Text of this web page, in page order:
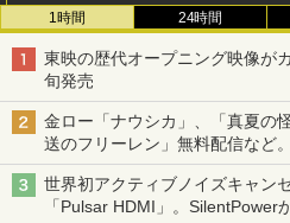
1時間 24時間
東映の歴代オープニング映像が
旬発売
金ロー「ナウシカ」、「真夏の
送のフリーレン」無料配信など
世界初アクティブノイズキャン
「Pulsar HDMI」。SilentPower